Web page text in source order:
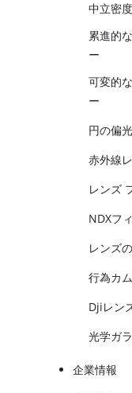
中立密
累進的
ー
可変的
ー
円の偏
赤外線
レンズ
NDXフ
レンズ
行為カ
Djiレン
光学ガ
企業情報